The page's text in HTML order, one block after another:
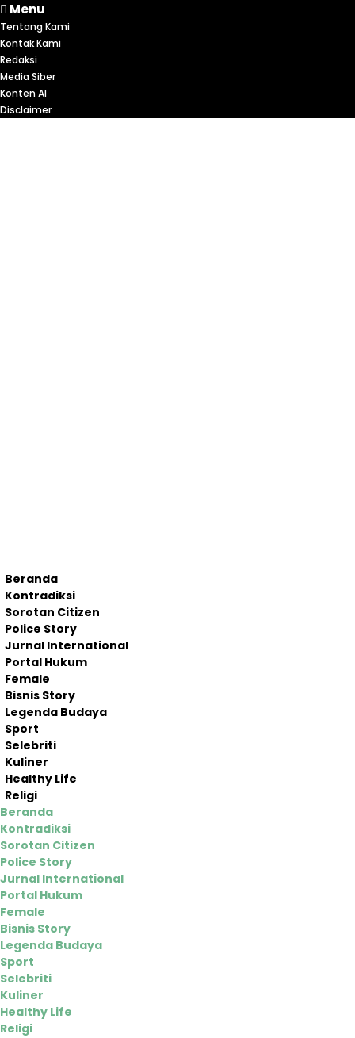
Menu
Tentang Kami
Kontak Kami
Redaksi
Media Siber
Konten AI
Disclaimer
Beranda
Kontradiksi
Sorotan Citizen
Police Story
Jurnal International
Portal Hukum
Female
Bisnis Story
Legenda Budaya
Sport
Selebriti
Kuliner
Healthy Life
Religi
Beranda
Kontradiksi
Sorotan Citizen
Police Story
Jurnal International
Portal Hukum
Female
Bisnis Story
Legenda Budaya
Sport
Selebriti
Kuliner
Healthy Life
Religi